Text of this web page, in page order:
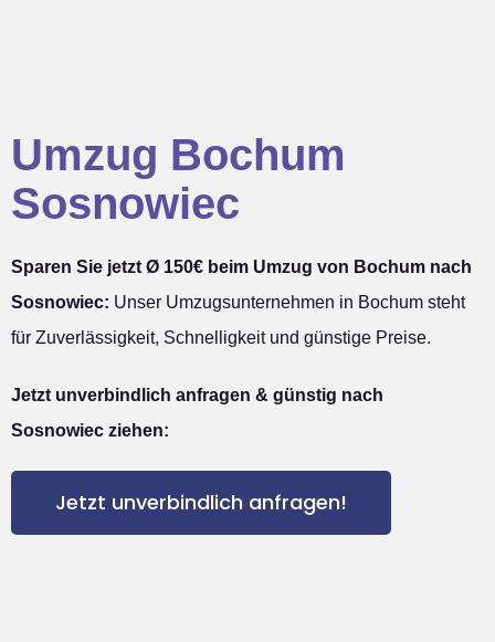
Umzug Bochum
Sosnowiec
Sparen Sie jetzt Ø 150€ beim Umzug von Bochum nach
Sosnowiec: Unser Umzugsunternehmen in Bochum steht
für Zuverlässigkeit, Schnelligkeit und günstige Preise.
Jetzt unverbindlich anfragen & günstig nach
Sosnowiec ziehen:
Jetzt unverbindlich anfragen!